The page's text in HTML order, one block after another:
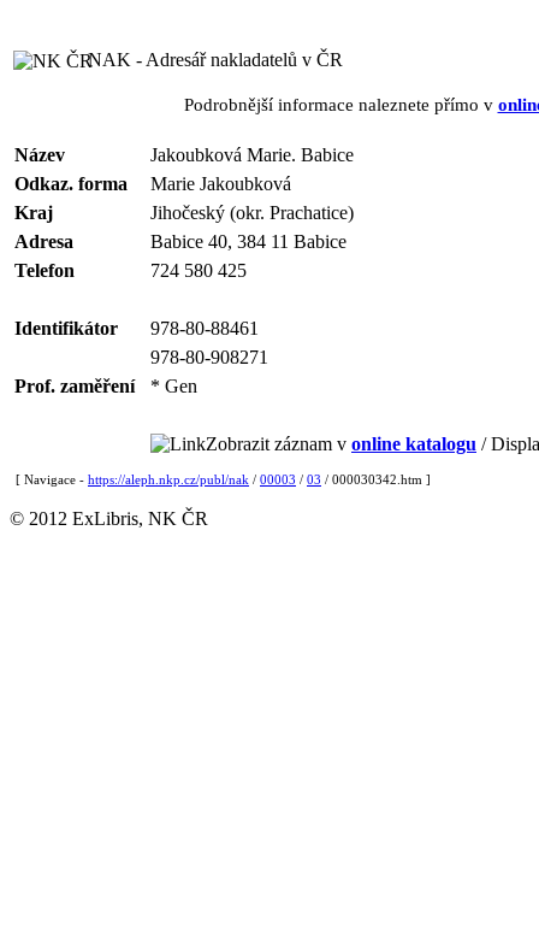
NAK - Adresář nakladatelů v ČR
Podrobnější informace naleznete přímo v
Název
Jakoubková Marie. Babice
Odkaz. forma
Marie Jakoubková
Kraj
Jihočeský (okr. Prachatice)
Adresa
Babice 40, 384 11 Babice
Telefon
724 580 425
Identifikátor
978-80-88461
978-80-908271
Prof. zaměření
* Gen
Zobrazit záznam v online katalogu /
[ Navigace - https://aleph.nkp.cz/publ/nak / 00003 / 03 / 000030342.htm ]
© 2012 ExLibris, NK ČR